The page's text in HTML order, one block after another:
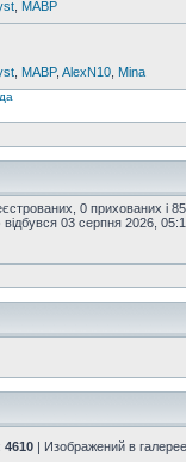
MABP
MABP, AlexN10 Mina
0 прихованих і
відбувся 03 серпня 2026,
4610 | Изображений в